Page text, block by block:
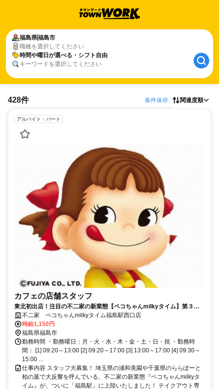
福島県福島市
職種を選択してください
時間や曜日が選べる・シフト自由
キーワードを選択してください
428件 条件保存 関連度順
アルバイト・パート
カフェの店舗スタッフ
東北初出店！注目の不二家の新業態【ペコちゃんmilkyタイム】第３号
店が福島駅西口に2026年7月OPEN!!
不二家 ペコちゃんmilkyタイム福島駅西口店
時給1,150円
福島県福島市
勤務時間 ・勤務曜日：月・火・水・木・金・土・日・祝 ・勤務時
間： [1] 09:20～13:00 [2] 09:20～17:00 [3] 13:00～17:00 [4] 09:30～
15:00 ...
仕事内容 スタッフ大募集！ 埼玉県の浦和美園や千葉県のららぽーと
柏の葉で大反響を呼んでいる、不二家の新業態『ペコちゃんmilkyタ
イム』が、ついに「福島駅」に上陸いたしました！ テイクアウト専